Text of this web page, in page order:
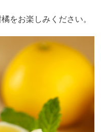
をお楽しみください。